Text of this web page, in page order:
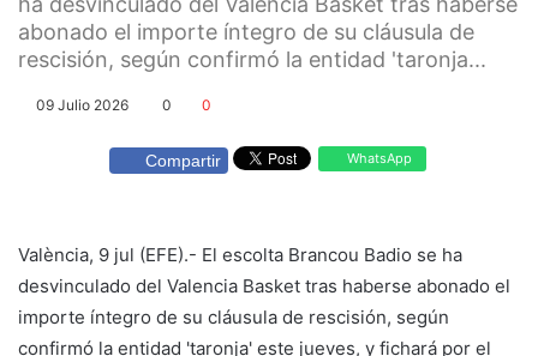
abonado el importe íntegro de su cláusula de
rescisión, según confirmó la entidad 'taronja...
09 Julio 2026 0 0
Compartir WhatsApp
València, 9 jul (EFE).- El escolta Brancou Badio se ha
desvinculado del Valencia Basket tras haberse abonado el
importe íntegro de su cláusula de rescisión, según
confirmó la entidad 'taronja' este jueves, y fichará por el